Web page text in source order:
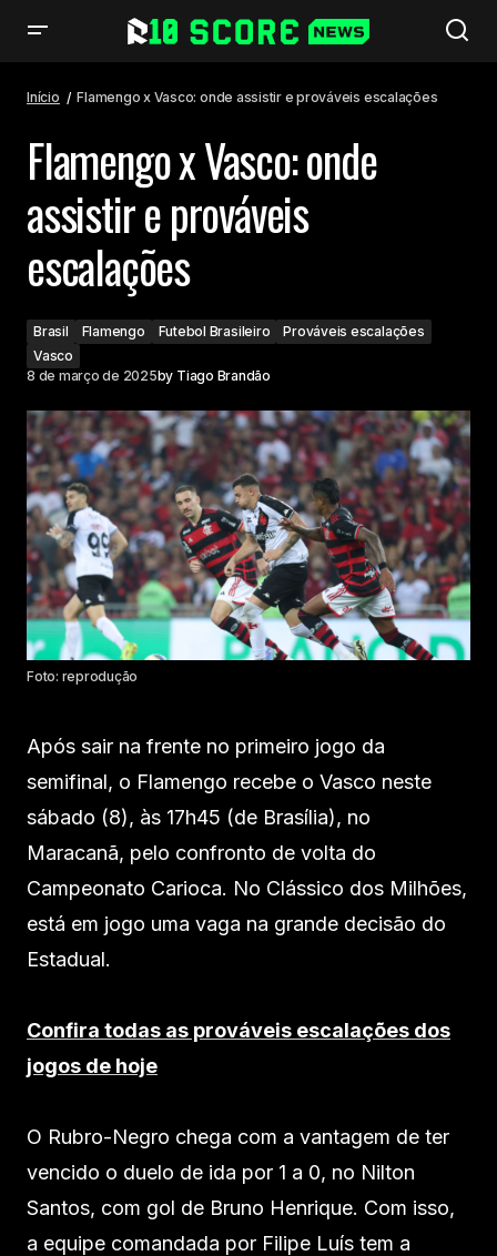
Início Flamengo x Vasco: onde assistir e prováveis escalações
Flamengo x Vasco: onde
assistir e prováveis
escalações
Brasil Flamengo Futebol Brasileiro
Prováveis escalações
Vasco
8 de março de 2025by Tiago Brandão
Foto: reprodução
Após sair na frente no primeiro jogo da
semifinal, o Flamengo recebe o Vasco neste
sábado (8), às 17h45 (de Brasília), no
Maracanã, pelo confronto de volta do
Campeonato Carioca. No Clássico dos Milhões,
está em jogo uma vaga na grande decisão do
Estadual.
Confira todas as prováveis escalações dos
jogos de hoje
O Rubro-Negro chega com a vantagem de ter
vencido o duelo de ida por 1 a 0, no Nilton
Santos, com gol de Bruno Henrique. Com isso,
a equipe comandada por Filipe Luís tem a